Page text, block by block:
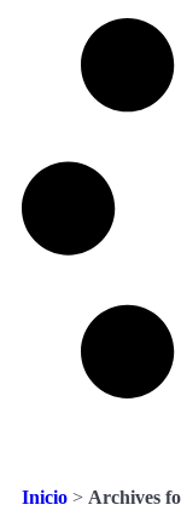
Inicio > Archives